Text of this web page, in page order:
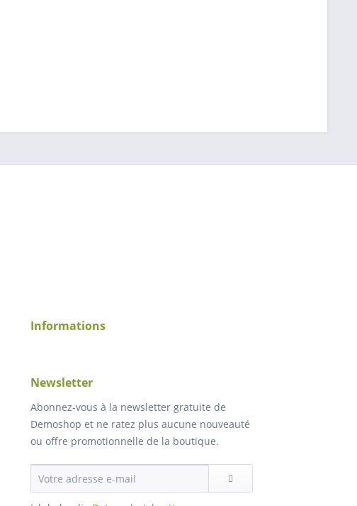
Informations
Newsletter
Abonnez-vous à la newsletter gratuite de
Demoshop et ne ratez plus aucune nouveauté
ou offre promotionnelle de la boutique.